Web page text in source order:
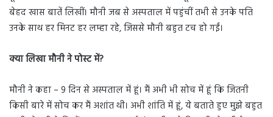
बेहद खास बातें लिखीं। मौनी जब से अस्पताल में पहुंचीं तभी से उनके पति
उनके साथ हर मिनट हर लम्हा रहे, जिससे मौनी बहुत टच हो गईं।
क्या लिखा मौनी ने पोस्ट में?
मौनी ने कहा – 9 दिन से अस्पताल में हूं। मैं अभी भी सोच में हूं कि जितनी
किसी बारे में सोच कर मैं अशांत थी। अभी शांति में हूं, ये बताते हुए मुझे बहुत